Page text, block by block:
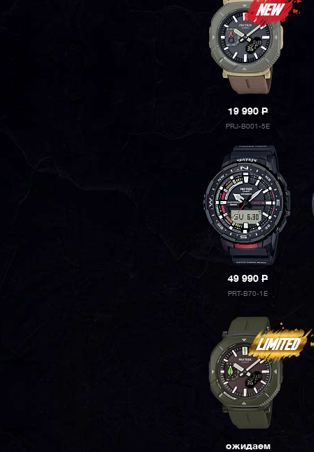
19 990P
PRJ-B001-5E
49 990P
PRT-B70-1E
ожидаем